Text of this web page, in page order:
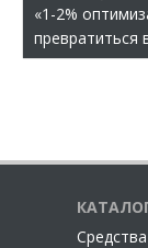
«1-2%
превратиться